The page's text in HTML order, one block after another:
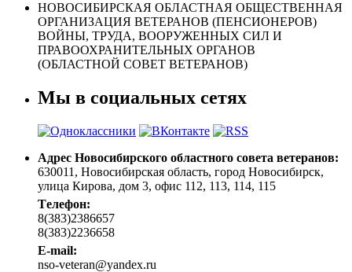
НОВОСИБИРСКАЯ ОБЛАСТНАЯ ОБЩЕСТВЕННАЯ
ОРГАНИЗАЦИЯ ВЕТЕРАНОВ (ПЕНСИОНЕРОВ)
ВОЙНЫ, ТРУДА, ВООРУЖЕННЫХ СИЛ И
ПРАВООХРАНИТЕЛЬНЫХ ОРГАНОВ
(ОБЛАСТНОЙ СОВЕТ ВЕТЕРАНОВ)
Мы в социальных сетях
Адрес Новосибирского областного совета ветеранов:
630011, Новосибирская область, город Новосибирск,
улица Кирова, дом 3, офис 112, 113, 114, 115
Tелефон:
8(383)2386657
8(383)2236658
E-mail:
nso-veteran@yandex.ru